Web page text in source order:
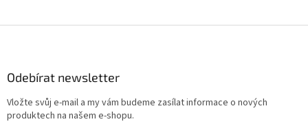
Odebírat newsletter
Vložte svůj e-mail a my vám budeme zasílat informace o nových
produktech na našem e-shopu.